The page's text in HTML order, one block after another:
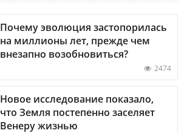
Почему эволюция застопорилась
на миллионы лет, прежде чем
внезапно возобновиться?
2474
Новое исследование показало,
что Земля постепенно заселяет
Венеру жизнью